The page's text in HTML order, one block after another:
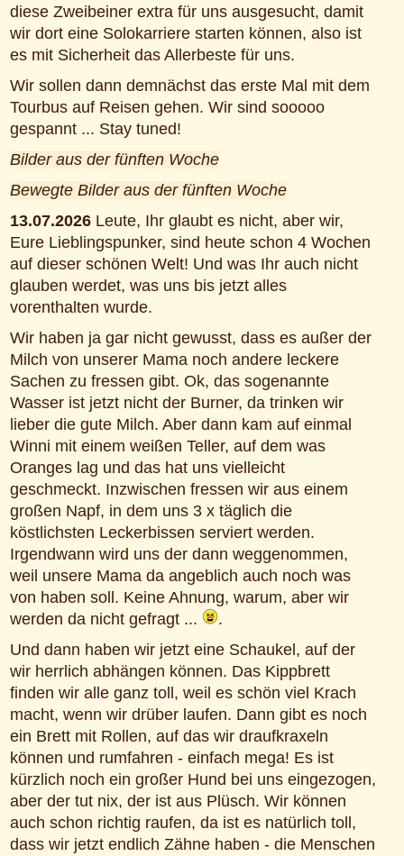
diese Zweibeiner extra für uns ausgesucht, damit
wir dort eine Solokarriere starten können, also ist
es mit Sicherheit das Allerbeste für uns.
Wir sollen dann demnächst das erste Mal mit dem
Tourbus auf Reisen gehen. Wir sind sooooo
gespannt ... Stay tuned!
Bilder aus der fünften Woche
Bewegte Bilder aus der fünften Woche
13.07.2026 Leute, Ihr glaubt es nicht, aber wir,
Eure Lieblingspunker, sind heute schon 4 Wochen
auf dieser schönen Welt! Und was Ihr auch nicht
glauben werdet, was uns bis jetzt alles
vorenthalten wurde.
Wir haben ja gar nicht gewusst, dass es außer der
Milch von unserer Mama noch andere leckere
Sachen zu fressen gibt. Ok, das sogenannte
Wasser ist jetzt nicht der Burner, da trinken wir
lieber die gute Milch. Aber dann kam auf einmal
Winni mit einem weißen Teller, auf dem was
Oranges lag und das hat uns vielleicht
geschmeckt. Inzwischen fressen wir aus einem
großen Napf, in dem uns 3 x täglich die
köstlichsten Leckerbissen serviert werden.
Irgendwann wird uns der dann weggenommen,
weil unsere Mama da angeblich auch noch was
von haben soll. Keine Ahnung, warum, aber wir
werden da nicht gefragt ...
.
Und dann haben wir jetzt eine Schaukel, auf der
wir herrlich abhängen können. Das Kippbrett
finden wir alle ganz toll, weil es schön viel Krach
macht, wenn wir drüber laufen. Dann gibt es noch
ein Brett mit Rollen, auf das wir draufkraxeln
können und rumfahren - einfach mega! Es ist
kürzlich noch ein großer Hund bei uns eingezogen,
aber der tut nix, der ist aus Plüsch. Wir können
auch schon richtig raufen, da ist es natürlich toll,
dass wir jetzt endlich Zähne haben - die Menschen